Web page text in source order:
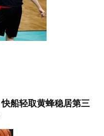
船轻取黄蜂稳居第三